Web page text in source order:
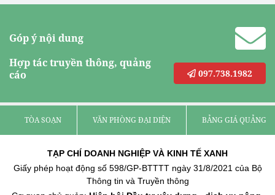
Góp ý nội dung
Hợp tác truyền thông, quảng
cáo
097.738.1982
TÒA SOẠN VĂN PHÒNG ĐẠI DIỆN BẢNG GIÁ QUẢNG
TẠP CHÍ DOANH NGHIỆP VÀ KINH TẾ XANH
Giấy phép hoạt động số 598/GP-BTTTT ngày 31/8/2021 của Bộ
Thông tin và Truyền thông